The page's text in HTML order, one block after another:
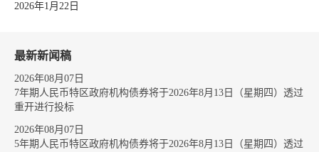
2026年1月22日
最新新闻稿
2026年08月07日
7年期人民币特区政府机构债券将于2026年8月13日（星期四）透过
重开进行投标
2026年08月07日
5年期人民币特区政府机构债券将于2026年8月13日（星期四）透过